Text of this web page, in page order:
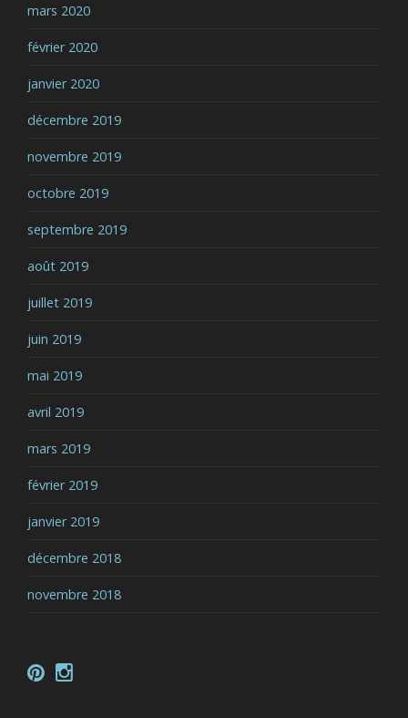
mars 2020
février 2020
janvier 2020
décembre 2019
novembre 2019
octobre 2019
septembre 2019
août 2019
juillet 2019
juin 2019
mai 2019
avril 2019
mars 2019
février 2019
janvier 2019
décembre 2018
novembre 2018